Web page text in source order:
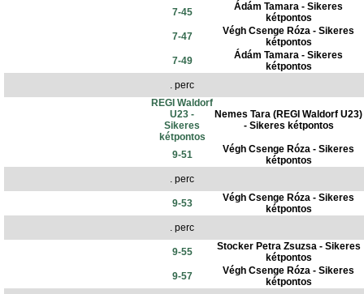
7-45
Ádám Tamara - Sikeres
kétpontos
7-47
Végh Csenge Róza - Sikeres
kétpontos
7-49
Ádám Tamara - Sikeres
kétpontos
. perc
REGI Waldorf
U23 -
Sikeres
kétpontos
Nemes Tara (REGI Waldorf U23)
- Sikeres kétpontos
9-51
Végh Csenge Róza - Sikeres
kétpontos
. perc
9-53
Végh Csenge Róza - Sikeres
kétpontos
. perc
9-55
Stocker Petra Zsuzsa - Sikeres
kétpontos
9-57
Végh Csenge Róza - Sikeres
kétpontos